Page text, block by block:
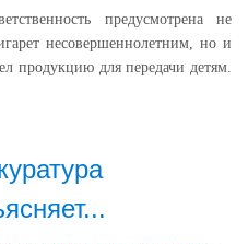
предусмотрена не
несовершеннолетним, но и
продукцию для передачи детям.